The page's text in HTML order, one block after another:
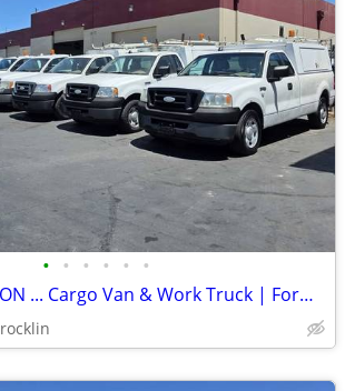
• • • • • •
FLEET LIQUIDATION ... Cargo Van & Work Truck | Former AT&T Fleet
rocklin